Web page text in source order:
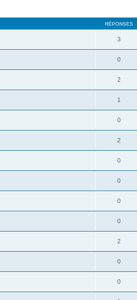
RÉPONSES
3
0
2
1
0
2
0
0
0
0
2
0
0